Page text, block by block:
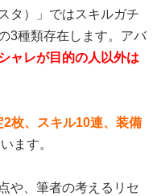
タ）」ではスキルガチ
3種類存在します。アバ
ャレが目的の人以外は
2枚、スキル10連、装備
ます。
や、筆者の考えるリセ